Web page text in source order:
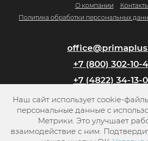
О компании
Контакты
Политика обработки персональных
+7 (800) 302-10-
+7 (4822) 34-13-
Заказать обратный
Наш сайт использует cookie-
персональные данные с
Метрики. Это улучшает
взаимодействие с ним.